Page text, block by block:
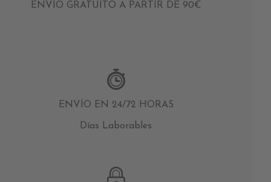
ENVÍO GRATUITO A PARTIR DE 90€
ENVÍO EN 24/72 HORAS
Días Laborables